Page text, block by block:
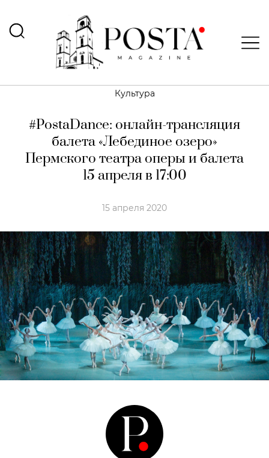
Культура
#PostaDance: онлайн-трансляция
балета «Лебединое озеро»
Пермского театра оперы и балета
15 апреля в 17:00
15 апреля 2020